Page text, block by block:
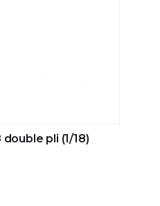
pli (1/18)